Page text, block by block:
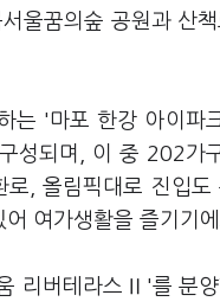
울꿈의숲 공원과 산
는 '마포 한강 아이파
성되며, 이 중 202가
, 올림픽대로 진입도
여가생활을 즐기기에
리버테라스Ⅱ'를 분